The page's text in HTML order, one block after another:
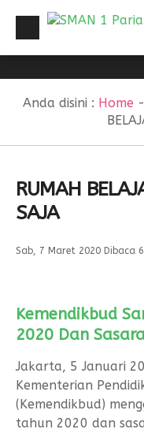
PROFIL
STRANDART
DIREKTORI
Anda disini : Home -
RUMAH
SAJA
Sab, 7 Maret 2020 Dibaca
Kemendikbud
2020 Dan
Jakarta, 5 Januari
Kementerian
(Kemendikbud)
tahun 2020 dan